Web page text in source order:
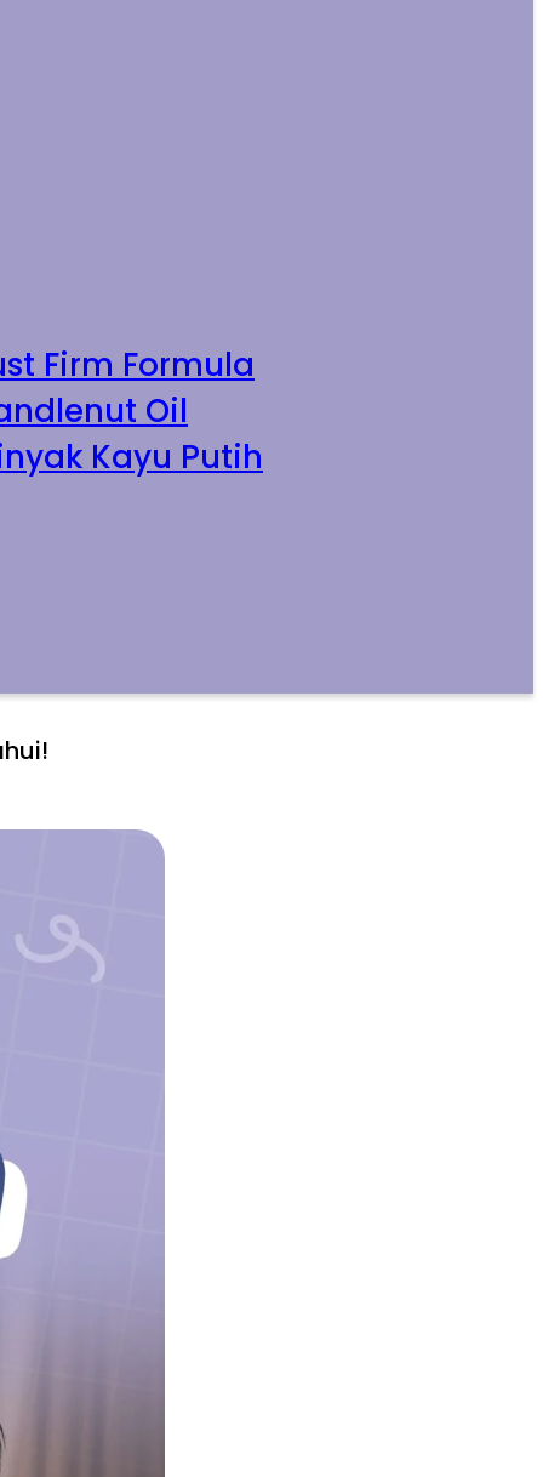
Firm Formula
Oil
Kayu Putih